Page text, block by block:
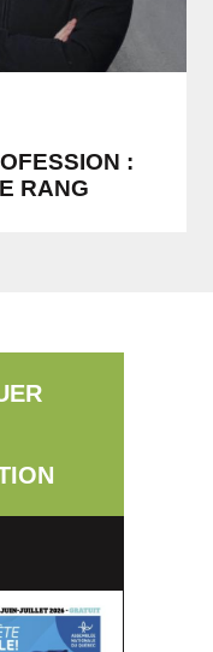
:
RANG